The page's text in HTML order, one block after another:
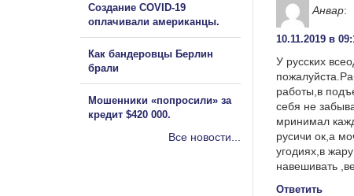
Анвар:
10.11.2019 в
У русских
работы,в
себя не
мринимал
русичи ок,а
угодиях,в
навешивать
Ответить
Создание COVID-19
оплачивали американцы.
Как бандеровцы Берлин
брали
Мошенники «попросили» за
кредит $420 000.
Все новости...